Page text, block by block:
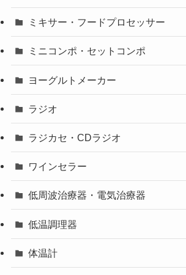
ミキサー・フードプロセッサー
ミニコンポ・セットコンポ
ヨーグルトメーカー
ラジオ
ラジカセ・CDラジオ
ワインセラー
低周波治療器・電気治療器
低温調理器
体温計